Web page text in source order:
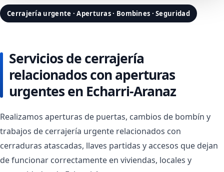
Cerrajería urgente · Aperturas · Bombines · Seguridad
Servicios de cerrajería
relacionados con aperturas
urgentes en Echarri-Aranaz
Realizamos aperturas de puertas, cambios de bombín y
trabajos de cerrajería urgente relacionados con
cerraduras atascadas, llaves partidas y accesos que dejan
de funcionar correctamente en viviendas, locales y